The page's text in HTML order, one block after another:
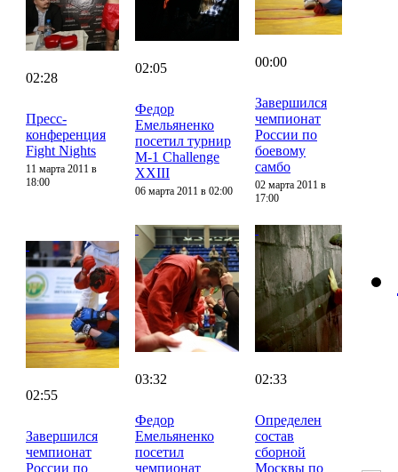
02:28
Пресс-
конференция
Fight Nights
11 марта 2011 в
18:00
02:05
Федор
Емельяненко
посетил турнир
M-1 Challenge
XXIII
06 марта 2011 в 02:00
00:00
Завершился
чемпионат
России по
боевому
самбо
02 марта 2011 в
17:00
02:55
Завершился
чемпионат
России по
03:32
Федор
Емельяненко
посетил
чемпионат
02:33
Определен
состав
сборной
Москвы по